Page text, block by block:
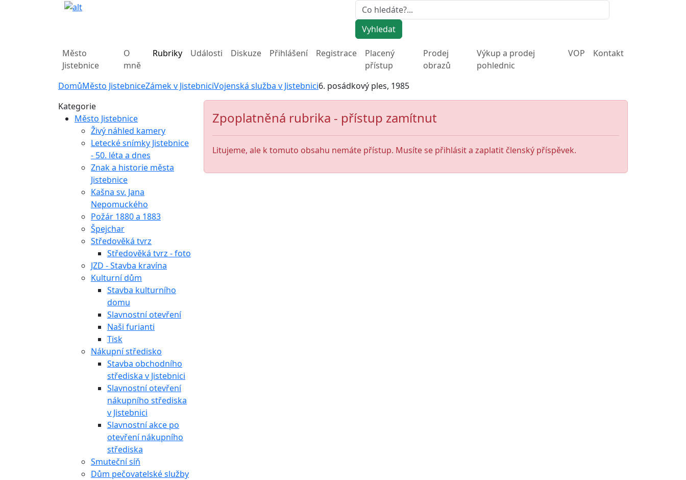
Vyhledat
Město
Jistebnice
O
mně
Rubriky Události Diskuze Přihlášení Registrace
Placený
přístup
Prodej
obrazů
Výkup a prodej
pohlednic
VOP Kontakt
DomůMěsto JistebniceZámek v JistebniciVojenská služba v Jistebnici6. posádkový ples, 1985
Zpoplatněná rubrika - přístup zamítnut
Litujeme, ale k tomuto obsahu nemáte přístup. Musíte se přihlásit a zaplatit členský příspěvek.
Kategorie
Město Jistebnice
Živý náhled kamery
Letecké snímky Jistebnice
- 50. léta a dnes
Znak a historie města
Jistebnice
Kašna sv. Jana
Nepomuckého
Požár 1880 a 1883
Špejchar
Středověká tvrz
Středověká tvrz - foto
JZD - Stavba kravína
Kulturní dům
Stavba kulturního
domu
Slavnostní otevření
Naši furianti
Tisk
Nákupní středisko
Stavba obchodního
střediska v Jistebnici
Slavnostní otevření
nákupního střediska
v Jistebnici
Slavnostní akce po
otevření nákupního
střediska
Smuteční síň
Dům pečovatelské služby